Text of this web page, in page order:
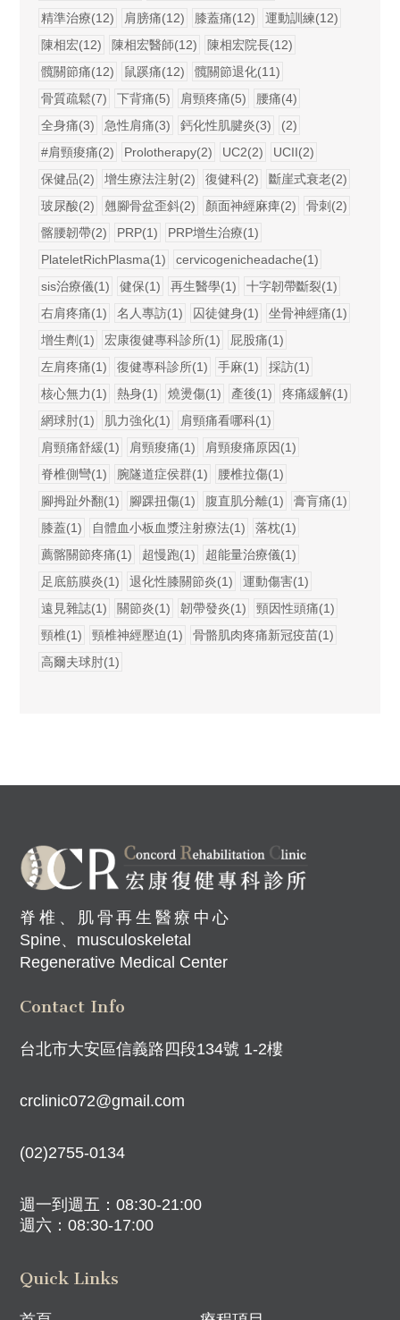
精準治療(12)
肩膀痛(12) 膝蓋痛(12)
運動訓練(12)
陳相宏(12)
陳相宏醫師(12)
陳相宏院長(12)
髖關節痛(12)
鼠蹊痛(12)
髖關節退化(11)
骨質疏鬆(7)
下背痛(5) 肩頸疼痛(5)
腰痛(4)
全身痛(3)
急性肩痛(3) 鈣化性肌腱炎(3)
(2)
#肩頸痠痛(2)
Prolotherapy(2) UC2(2)
UCII(2)
保健品(2)
增生療法注射(2) 復健科(2)
斷崖式衰老(2)
玻尿酸(2)
翹腳骨盆歪斜(2) 顏面神經麻痺(2)
骨刺(2)
髂腰韌帶(2)
PRP(1)
PRP增生治療(1)
PlateletRichPlasma(1)
cervicogenicheadache(1)
sis治療儀(1)
健保(1) 再生醫學(1)
十字韌帶斷裂(1)
右肩疼痛(1)
名人專訪(1) 囚徒健身(1)
坐骨神經痛(1)
增生劑(1)
宏康復健專科診所(1)
屁股痛(1)
左肩疼痛(1)
復健專科診所(1) 手麻(1)
採訪(1)
核心無力(1)
熱身(1) 燒燙傷(1) 產後(1)
疼痛緩解(1)
網球肘(1)
肌力強化(1)
肩頸痛看哪科(1)
肩頸痛舒緩(1)
肩頸痠痛(1)
肩頸痠痛原因(1)
脊椎側彎(1)
腕隧道症侯群(1)
腰椎拉傷(1)
腳拇趾外翻(1)
腳踝扭傷(1) 腹直肌分離(1)
膏肓痛(1)
膝蓋(1)
自體血小板血漿注射療法(1)
落枕(1)
薦髂關節疼痛(1)
超慢跑(1)
超能量治療儀(1)
足底筋膜炎(1)
退化性膝關節炎(1)
運動傷害(1)
遠見雜誌(1)
關節炎(1) 韌帶發炎(1)
頸因性頭痛(1)
頸椎(1)
頸椎神經壓迫(1)
骨骼肌肉疼痛新冠疫苗(1)
高爾夫球肘(1)
脊椎、肌骨再生醫療中心
Spine、musculoskeletal
Regenerative Medical Center
Contact Info
台北市大安區信義路四段134號 1-2樓
crclinic072@gmail.com
(02)2755-0134
週一到週五：08:30-21:00
週六：08:30-17:00
Quick Links